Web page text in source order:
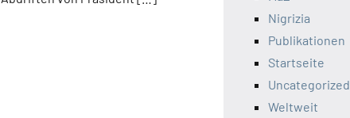
Nigrizia
Publikationen
Startseite
Uncategorized
Weltweit